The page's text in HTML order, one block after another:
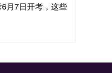
月7日开考，这些